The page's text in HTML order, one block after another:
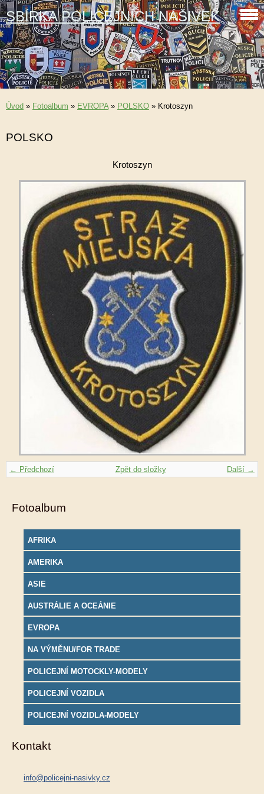
SBÍRKA POLICEJNÍCH NÁŠIVEK
Úvod » Fotoalbum » EVROPA» POLSKO » Krotoszyn
POLSKO
Krotoszyn
← Předchozí Další →
Zpět do složky
Fotoalbum
AFRIKA
AMERIKA
ASIE
AUSTRÁLIE A OCEÁNIE
EVROPA
NA VÝMĚNU/FOR TRADE
POLICEJNÍ MOTOCKLY-MODELY
POLICEJNÍ VOZIDLA
POLICEJNÍ VOZIDLA-MODELY
Kontakt
info@policejni-nasivky.cz